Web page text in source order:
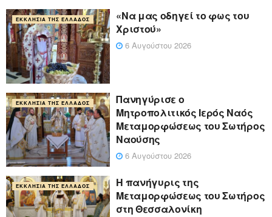
ΕΚΚΛΗΣΊΑ ΤΗΣ ΕΛΛΆΔΟΣ
«Να μας οδηγεί το φως του
Χριστού»
6 Αυγούστου 2026
ΕΚΚΛΗΣΊΑ ΤΗΣ ΕΛΛΆΔΟΣ
Πανηγύρισε ο
Μητροπολιτικός Ιερός Ναός
Μεταμορφώσεως του Σωτήρος
Ναούσης
6 Αυγούστου 2026
ΕΚΚΛΗΣΊΑ ΤΗΣ ΕΛΛΆΔΟΣ
Η πανήγυρις της
Μεταμορφώσεως του Σωτήρος
στη Θεσσαλονίκη